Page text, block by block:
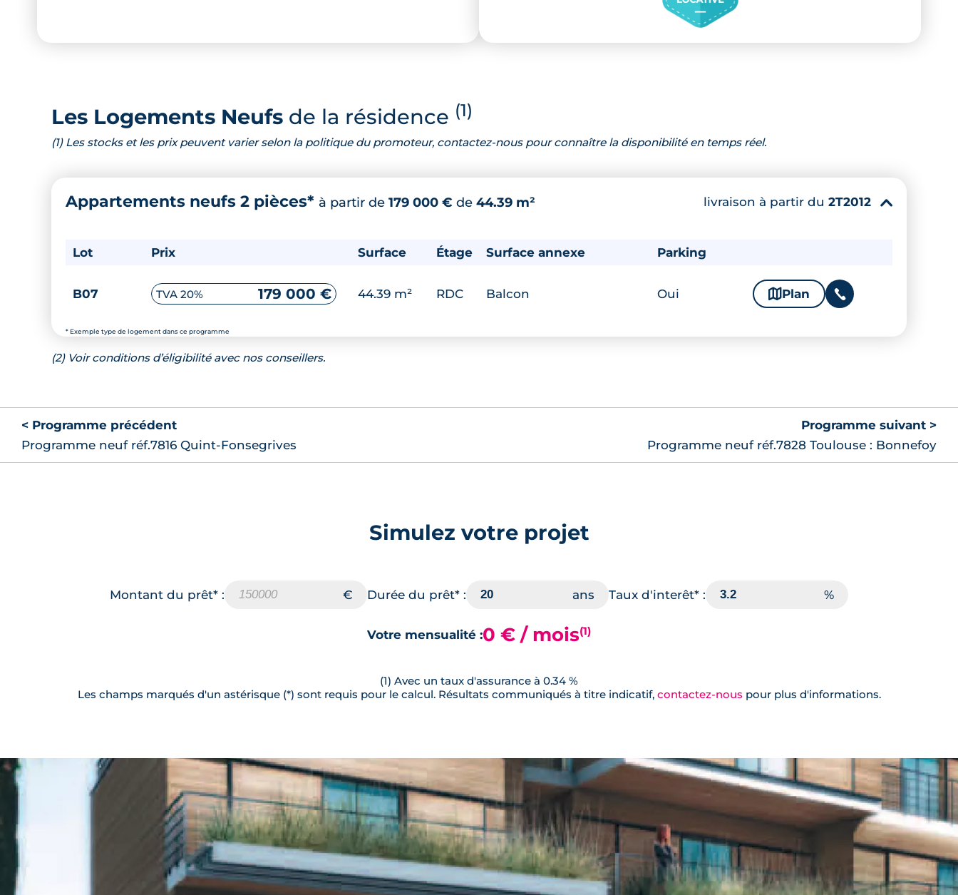
Les Logements Neufs de la résidence (1)
(1) Les stocks et les prix peuvent varier selon la politique du promoteur, contactez-nous pour connaître la disponibilité en temps réel.
Appartements neufs 2 pièces* à partir de 179 000 € de 44.39 m²
* Exemple type de logement dans ce programme
livraison à partir du 2T2012 ▾
Lot Prix Surface Étage Surface annexe Parking
B07 TVA 20% 179 000 € 44.39 m² RDC Balcon Oui 🗞 Plan 📞
(2) Voir conditions d’éligibilité avec nos conseillers.
< Programme précédent
Programme neuf réf.7816 Quint-Fonsegrives
Programme suivant >
Programme neuf réf.7828 Toulouse : Bonnefoy
Simulez votre projet
Montant du prêt* : Durée du prêt* : Taux d'interêt* :
Votre mensualité :0 € / mois(1)
(1) Avec un taux d'assurance à 0.34 %
Les champs marqués d'un astérisque (*) sont requis pour le calcul. Résultats communiqués à titre indicatif, contactez-nous pour plus d'informations.